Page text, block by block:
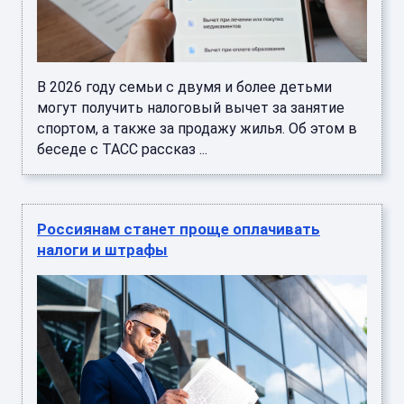
В 2026 году семьи с двумя и более детьми
могут получить налоговый вычет за занятие
спортом, а также за продажу жилья. Об этом в
беседе с ТАСС рассказ ...
Россиянам станет проще оплачивать
налоги и штрафы